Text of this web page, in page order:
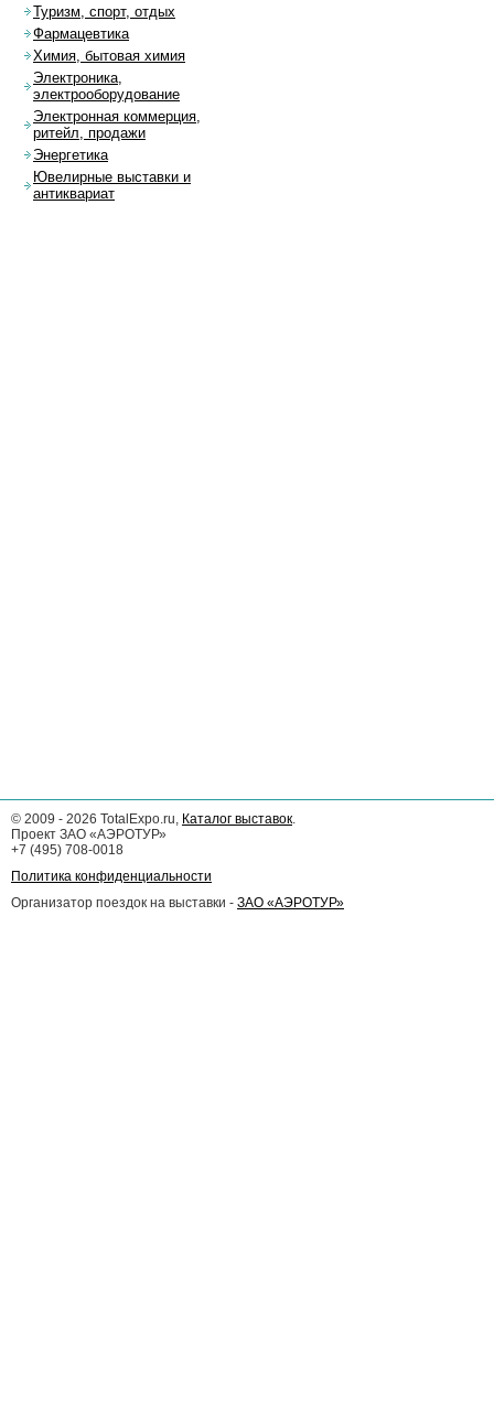
Туризм, спорт, отдых
Фармацевтика
Химия, бытовая химия
Электроника,
электрооборудование
Электронная коммерция,
ритейл, продажи
Энергетика
Ювелирные выставки и
антиквариат
© 2009 - 2026 TotalExpo.ru, Каталог выставок.
Проект ЗАО «АЭРОТУР»
+7 (495) 708-0018
Политика конфиденциальности
Организатор поездок на выставки - ЗАО «АЭРОТУР»